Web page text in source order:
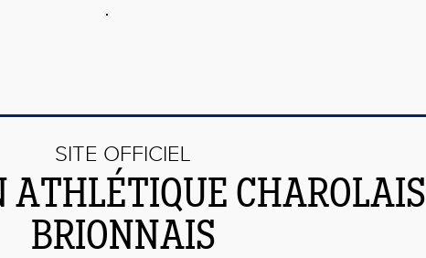
SITE OFFICIEL
ATHLÉTIQUE CHAROLAIS
BRIONNAIS